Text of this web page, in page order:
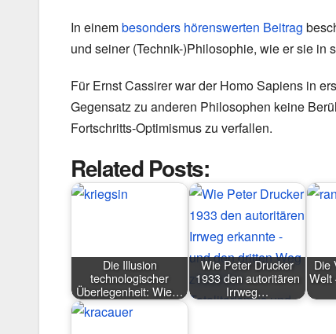
In einembesonders hörenswerten Beitrag
und seiner (Technik-)Philosophie, wie er sie in
Für Ernst Cassirer war der Homo Sapiens in
Gegensatz zu anderen Philosophen keine
Fortschritts-Optimismus zu verfallen.
Related Posts:
Die Illusion
technologischer
Überlegenheit: Wie…
Wie Peter Drucker
1933 den autoritären
Irrweg…
Die
Welt